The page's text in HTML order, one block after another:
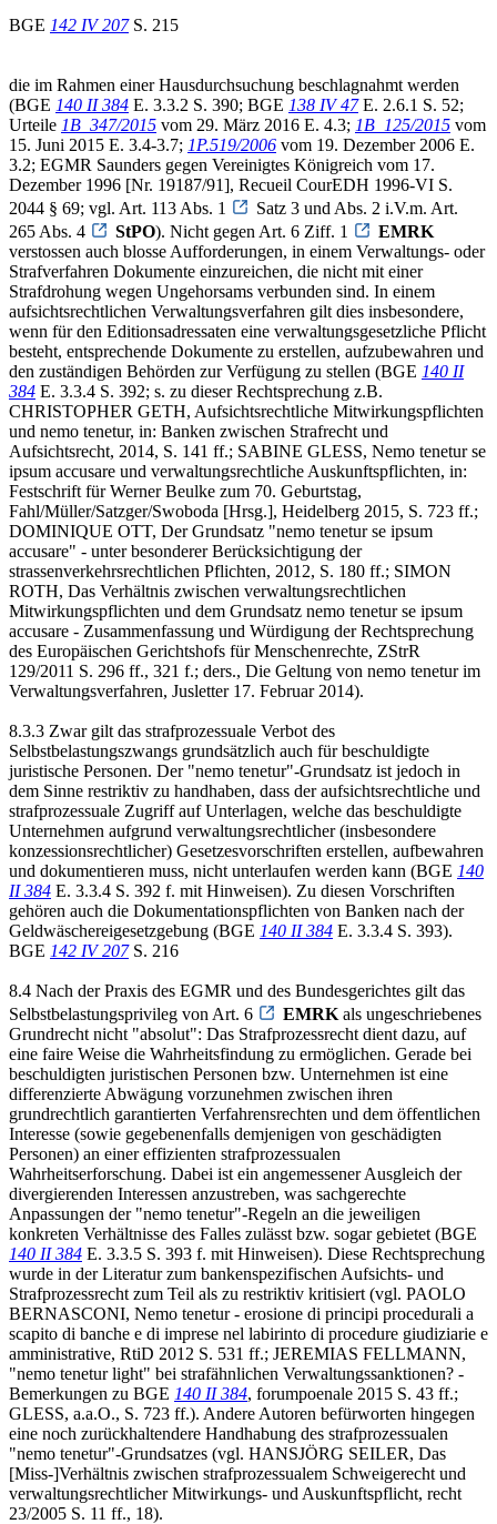
BGE 142 IV 207S. 215
die im Rahmen einer Hausdurchsuchung beschlagnahmt werden
(BGE 140 II 384 E. 3.3.2 S. 390; BGE 138 IV 47E. 2.6.1 S. 52;
Urteile 1B_347/2015 vom 29. März 2016 E. 4.3; 1B_125/2015 vom
15. Juni 2015 E. 3.4-3.7; 1P.519/2006 vom 19. Dezember 2006 E.
3.2; EGMR Saunders gegen Vereinigtes Königreich vom 17.
Dezember 1996 [Nr. 19187/91], Recueil CourEDH 1996-VI S.
2044 § 69; vgl. Art. 113 Abs. 1
Satz 3 und Abs. 2 i.V.m. Art.
265 Abs. 4
StPO). Nicht gegen Art. 6 Ziff. 1
EMRK
verstossen auch blosse Aufforderungen, in einem Verwaltungs- oder
Strafverfahren Dokumente einzureichen, die nicht mit einer
Strafdrohung wegen Ungehorsams verbunden sind. In einem
aufsichtsrechtlichen Verwaltungsverfahren gilt dies insbesondere,
wenn für den Editionsadressaten eine verwaltungsgesetzliche Pflicht
besteht, entsprechende Dokumente zu erstellen, aufzubewahren und
den zuständigen Behörden zur Verfügung zu stellen (BGE 140 II
384 E. 3.3.4 S. 392; s. zu dieser Rechtsprechung z.B.
CHRISTOPHER GETH, Aufsichtsrechtliche Mitwirkungspflichten
und nemo tenetur, in: Banken zwischen Strafrecht und
Aufsichtsrecht, 2014, S. 141 ff.; SABINE GLESS, Nemo tenetur se
ipsum accusare und verwaltungsrechtliche Auskunftspflichten, in:
Festschrift für Werner Beulke zum 70. Geburtstag,
Fahl/Müller/Satzger/Swoboda [Hrsg.], Heidelberg 2015, S. 723 ff.;
DOMINIQUE OTT, Der Grundsatz "nemo tenetur se ipsum
accusare" - unter besonderer Berücksichtigung der
strassenverkehrsrechtlichen Pflichten, 2012, S. 180 ff.; SIMON
ROTH, Das Verhältnis zwischen verwaltungsrechtlichen
Mitwirkungspflichten und dem Grundsatz nemo tenetur se ipsum
accusare - Zusammenfassung und Würdigung der Rechtsprechung
des Europäischen Gerichtshofs für Menschenrechte, ZStrR
129/2011 S. 296 ff., 321 f.; ders., Die Geltung von nemo tenetur im
Verwaltungsverfahren, Jusletter 17. Februar 2014).
8.3.3 Zwar gilt das strafprozessuale Verbot des
Selbstbelastungszwangs grundsätzlich auch für beschuldigte
juristische Personen. Der "nemo tenetur"-Grundsatz ist jedoch in
dem Sinne restriktiv zu handhaben, dass der aufsichtsrechtliche und
strafprozessuale Zugriff auf Unterlagen, welche das beschuldigte
Unternehmen aufgrund verwaltungsrechtlicher (insbesondere
konzessionsrechtlicher) Gesetzesvorschriften erstellen, aufbewahren
und dokumentieren muss, nicht unterlaufen werden kann (BGE 140
II 384 E. 3.3.4 S. 392 f. mit Hinweisen). Zu diesen Vorschriften
gehören auch die Dokumentationspflichten von Banken nach der
Geldwäschereigesetzgebung (BGE 140 II 384 E. 3.3.4 S. 393).
BGE 142 IV 207S. 216
8.4 Nach der Praxis des EGMR und des Bundesgerichtes gilt das
Selbstbelastungsprivileg von Art. 6
EMRK als ungeschriebenes
Grundrecht nicht "absolut": Das Strafprozessrecht dient dazu, auf
eine faire Weise die Wahrheitsfindung zu ermöglichen. Gerade bei
beschuldigten juristischen Personen bzw. Unternehmen ist eine
differenzierte Abwägung vorzunehmen zwischen ihren
grundrechtlich garantierten Verfahrensrechten und dem öffentlichen
Interesse (sowie gegebenenfalls demjenigen von geschädigten
Personen) an einer effizienten strafprozessualen
Wahrheitserforschung. Dabei ist ein angemessener Ausgleich der
divergierenden Interessen anzustreben, was sachgerechte
Anpassungen der "nemo tenetur"-Regeln an die jeweiligen
konkreten Verhältnisse des Falles zulässt bzw. sogar gebietet (BGE
140 II 384 E. 3.3.5 S. 393 f. mit Hinweisen). Diese Rechtsprechung
wurde in der Literatur zum bankenspezifischen Aufsichts- und
Strafprozessrecht zum Teil als zu restriktiv kritisiert (vgl. PAOLO
BERNASCONI, Nemo tenetur - erosione di principi procedurali a
scapito di banche e di imprese nel labirinto di procedure giudiziarie e
amministrative, RtiD 2012 S. 531 ff.; JEREMIAS FELLMANN,
"nemo tenetur light" bei strafähnlichen Verwaltungssanktionen? -
Bemerkungen zu BGE 140 II 384, forumpoenale 2015 S. 43 ff.;
GLESS, a.a.O., S. 723 ff.). Andere Autoren befürworten hingegen
eine noch zurückhaltendere Handhabung des strafprozessualen
"nemo tenetur"-Grundsatzes (vgl. HANSJÖRG SEILER, Das
[Miss-]Verhältnis zwischen strafprozessualem Schweigerecht und
verwaltungsrechtlicher Mitwirkungs- und Auskunftspflicht, recht
23/2005 S. 11 ff., 18).